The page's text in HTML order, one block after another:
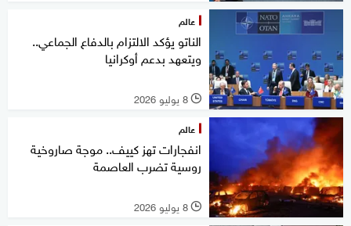
عالم
الناتو يؤكد الالتزام بالدفاع الجماعي..
ويتعهد بدعم أوكرانيا
l 8 يوليو 2026
عالم
انفجارات تهز كييف.. موجة صاروخية
روسية تضرب العاصمة
l 8 يوليو 2026